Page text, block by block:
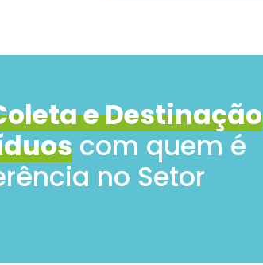
e Destinação
com quem é
no Setor